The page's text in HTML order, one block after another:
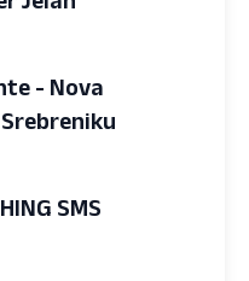
- Nova
SMS